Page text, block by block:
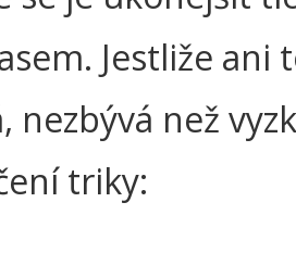
Jestliže ani
nezbývá než
triky: